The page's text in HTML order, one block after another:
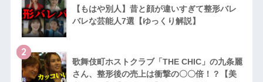
【もはや別人】昔と顔が違いすぎて整形バレ
バレな芸能人7選【ゆっくり解説】
2
歌舞伎町ホストクラブ「THE CHIC」の九条麗
さん、整形後の売上は衝撃の〇〇倍！？【美